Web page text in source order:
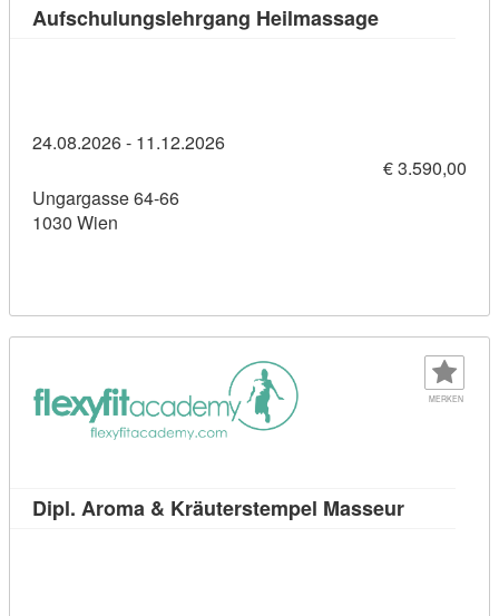
Aufschulungslehrgang HeilmassageKursdetail:
24.08.2026 - 11.12.2026
€ 3.590,00
Ungargasse 64-66
1030 Wien
MERKEN
Dipl. Aroma & Kräuterstempel MasseurKursdetail: